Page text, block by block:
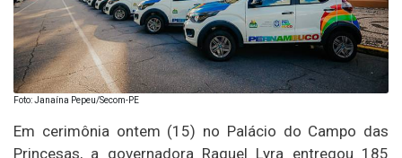
Foto: Janaína Pepeu/Secom-PE
Em cerimônia ontem (15) no Palácio do Campo das
Princesas, a governadora Raquel Lyra entregou 185